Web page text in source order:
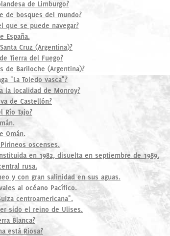
de Limburgo?
de bosques del mundo?
que se puede navegar?
España.
Cruz (Argentina)?
Tierra del Fuego?
de Bariloche (Argentina)?
"La Toledo vasca"?
la localidad de Monroy?
de Castellón?
Río Tajo?
Omán.
oscenses.
en 1982, disuelta en septiembre de 1989.
rusa.
y con gran salinidad en sus aguas.
al océano Pacífico.
centroamericana".
sido el reino de Ulises.
Blanca?
está Riosa?